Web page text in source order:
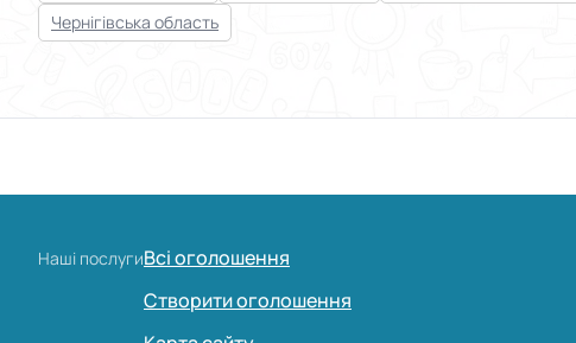
Чернігівська область
Наші послугиВсі оголошення
Створити оголошення